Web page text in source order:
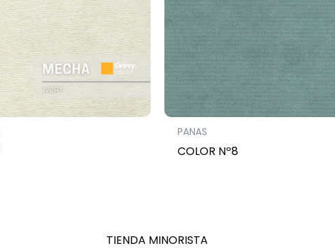
PANAS
COLOR Nº8
TIENDA MINORISTA